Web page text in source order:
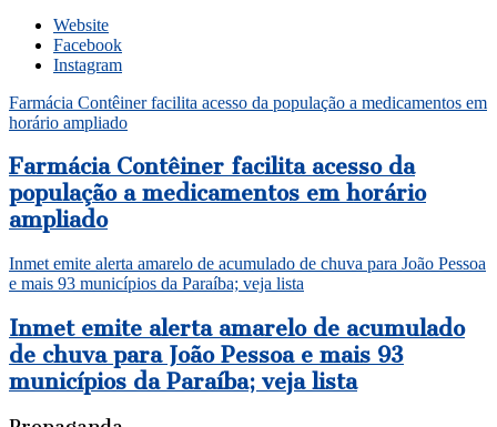
Website
Facebook
Instagram
Farmácia Contêiner facilita acesso da população a medicamentos em
horário ampliado
Farmácia Contêiner facilita acesso da
população a medicamentos em horário
ampliado
Inmet emite alerta amarelo de acumulado de chuva para João Pessoa
e mais 93 municípios da Paraíba; veja lista
Inmet emite alerta amarelo de acumulado
de chuva para João Pessoa e mais 93
municípios da Paraíba; veja lista